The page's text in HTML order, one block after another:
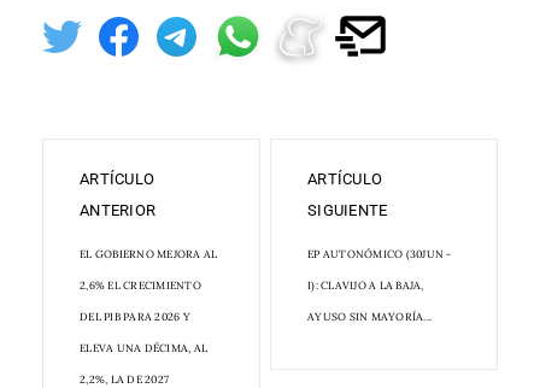
ARTÍCULO
ANTERIOR
EL GOBIERNO MEJORA AL
2,6% EL CRECIMIENTO
DEL PIB PARA 2026 Y
ELEVA UNA DÉCIMA, AL
2,2%, LA DE 2027
ARTÍCULO
SIGUIENTE
EP AUTONÓMICO (30JUN -
I): CLAVIJO A LA BAJA,
AYUSO SIN MAYORÍA...